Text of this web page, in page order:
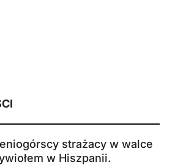
strażacy w walce
w Hiszpanii.